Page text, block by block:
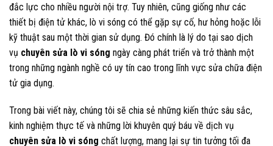
đắc lực cho nhiều người nội trợ. Tuy nhiên, cũng giống như các
thiết bị điện tử khác, lò vi sóng có thể gặp sự cố, hư hỏng hoặc lỗi
kỹ thuật sau một thời gian sử dụng. Đó chính là lý do tại sao dịch
vụ chuyên sửa lò vi sóng ngày càng phát triển và trở thành một
trong những ngành nghề có uy tín cao trong lĩnh vực sửa chữa điện
tử gia dụng.
Trong bài viết này, chúng tôi sẽ chia sẻ những kiến thức sâu sắc,
kinh nghiệm thực tế và những lời khuyên quý báu về dịch vụ
chuyên sửa lò vi sóng chất lượng, mang lại sự tin tưởng tối đa